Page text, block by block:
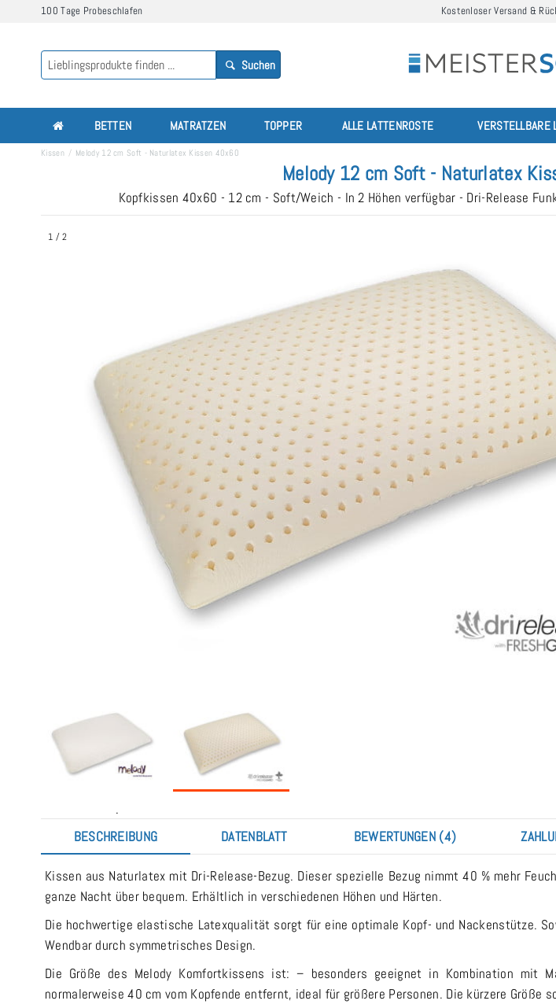
100 Tage Probeschlafen Kostenloser Versand &
Suchen
BETTEN MATRATZEN TOPPER ALLE LATTENROSTE VERSTELLBARE
Kissen Melody 12 cm Soft - Naturlatex Kissen 40x60
Melody 12 cm Soft - Naturlatex
Kopfkissen 40x60 - 12 cm - Soft/Weich - In 2 Höhen verfügbar - Dri-Release
1 /2
.
BESCHREIBUNG
DATENBLATT BEWERTUNGEN (4)
Kissen aus Naturlatex mit Dri-Release-Bezug. Dieser spezielle Bezug nimmt 40 % mehr
ganze Nacht über bequem. Erhältlich in verschiedenen Höhen und Härten.
Die hochwertige elastische Latexqualität sorgt für eine optimale Kopf- und Nackenstütze.
Wendbar durch symmetrisches Design.
Die Größe des Melody Komfortkissens ist: – besonders geeignet in Kombination mit
normalerweise 40 cm vom Kopfende entfernt, ideal für größere Personen. Die kürzere Größe